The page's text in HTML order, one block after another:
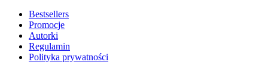
Bestsellers
Promocje
Autorki
Regulamin
Polityka prywatności